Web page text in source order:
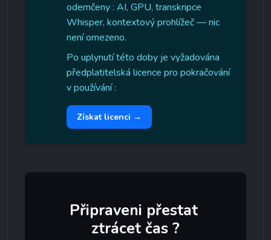
odemčeny : AI, GPU, transkripce
Whisper, kontextový prohlížeč — nic
není omezeno.
Po uplynutí této doby je vyžadována
předplatitelská licence pro pokračování
v používání :
Získat licenci →
Připraveni přestat
ztrácet čas ?